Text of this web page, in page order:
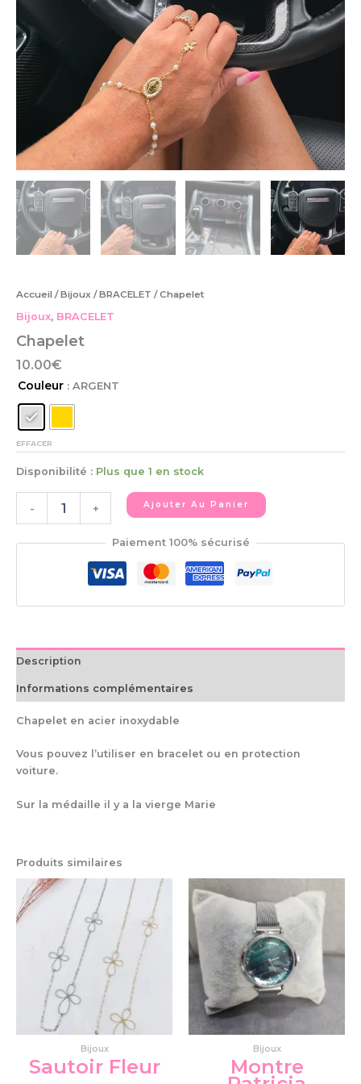
Accueil /Bijoux /BRACELET / Chapelet
Bijoux, BRACELET
Chapelet
10.00€
Couleur : ARGENT
EFFACER
Disponibilité : Plus que 1 en stock
- + Ajouter Au Panier
Paiement 100% sécurisé
Description
Informations complémentaires
Chapelet en acier inoxydable
Vous pouvez l’utiliser en bracelet ou en protection
voiture.
Sur la médaille il y a la vierge Marie
Produits similaires
Bijoux
Sautoir Fleur
produit
plusieurs
variations.
options
peuvent
choisies
Bijoux
Montre